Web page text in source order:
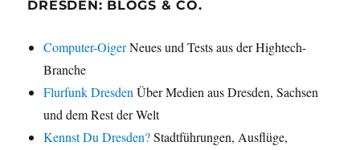
DRESDEN: BLOGS & CO.
Computer-OigerNeues und Tests aus der Hightech-
Branche
Flurfunk DresdenÜber Medien aus Dresden, Sachsen
und dem Rest der Welt
Kennst Du Dresden?Stadtführungen, Ausflüge,